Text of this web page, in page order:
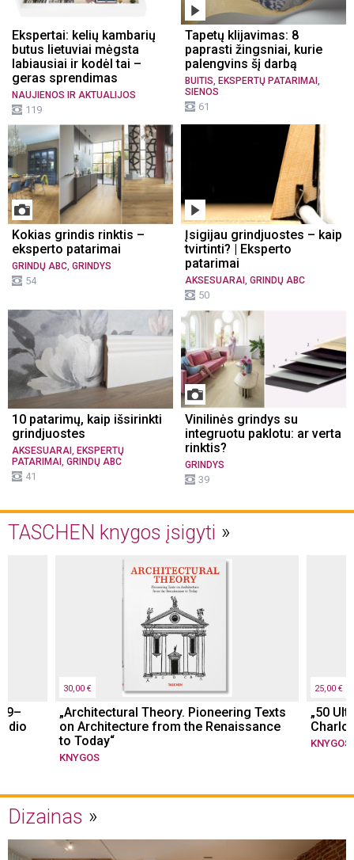
Ekspertai: kelių kambarių
butus lietuviai mėgsta
labiausiai ir kodėl tai –
geras sprendimas
NAUJIENOS IR AKTUALIJOS
119
Tapetų klijavimas: 8
paprasti žingsniai, kurie
palengvins šį darbą
BUITIS, EKSPERTŲ PATARIMAI ,
SIENOS
61
Kokias grindis rinktis –
eksperto patarimai
GRINDŲ ABC GRINDYS
54
Įsigijau grindjuostes – kaip
tvirtinti? | Eksperto
patarimai
AKSESUARAI GRINDŲ ABC
50
10 patarimų, kaip išsirinkti
grindjuostes
AKSESUARAI
EKSPERTŲ
PATARIMAI
GRINDŲ ABC
41
Vinilinės grindys su
integruotu paklotu: ar verta
rinktis?
GRINDYS
39
TASCHEN knygos įsigyti
30,00 €
„Architectural Theory. Pioneering Texts
on Architecture from the Renaissance
to Today“
KNYGOS
25,00 €
„50
KNYGOS
Dizainas